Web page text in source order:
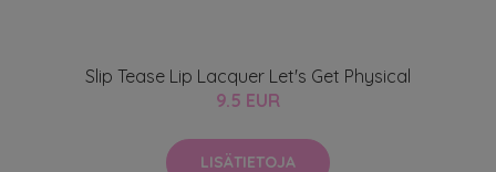
Slip Tease Lip Lacquer Let's Get Physical
9.5 EUR
LISÄTIETOJA